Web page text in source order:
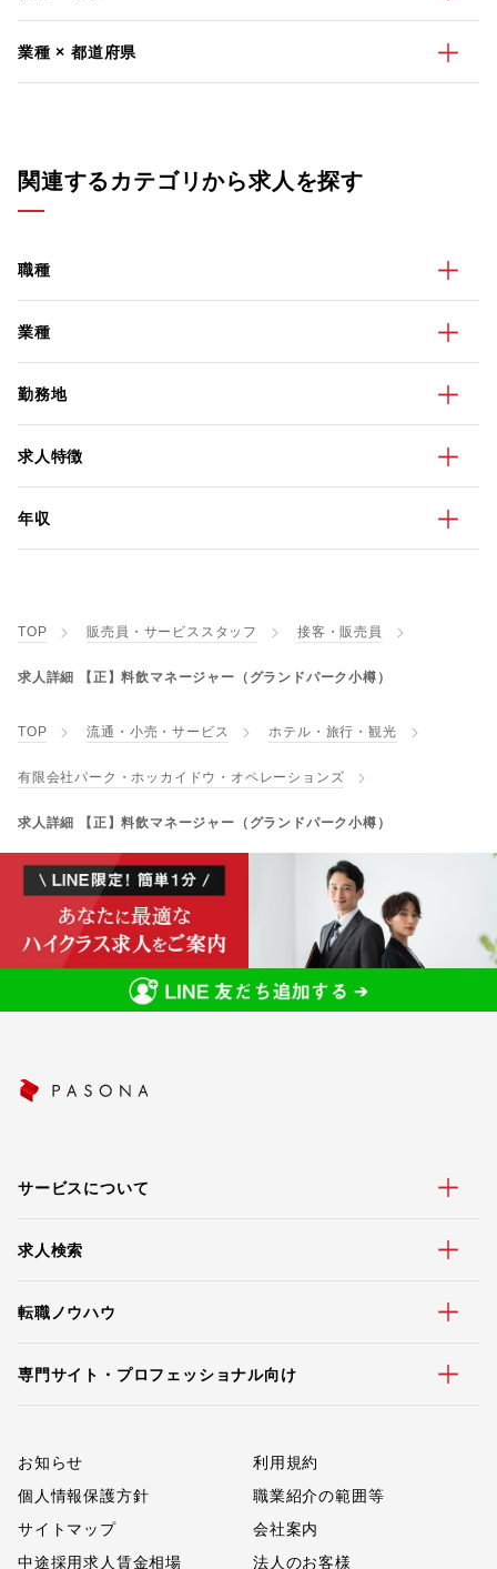
業種 × 都道府県
関連するカテゴリから求人を探す
職種
業種
勤務地
求人特徴
年収
TOP 販売員・サービススタッフ 接客・販売員
求人詳細 【正】料飲マネージャー（グランドパーク小樽）
TOP 流通・小売・サービス ホテル・旅行・観光
有限会社パーク・ホッカイドウ・オペレーションズ
求人詳細 【正】料飲マネージャー（グランドパーク小樽）
サービスについて
求人検索
転職ノウハウ
専門サイト・プロフェッショナル向け
お知らせ
利用規約
個人情報保護方針
職業紹介の範囲等
サイトマップ
会社案内
中途採用求人賃金相場
法人のお客様